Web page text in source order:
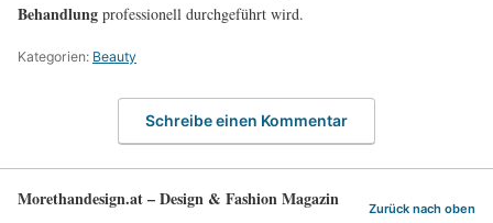
Behandlung professionell durchgeführt wird.
Kategorien: Beauty
Schreibe einen Kommentar
Morethandesign.at – Design & Fashion Magazin Zurück nach oben